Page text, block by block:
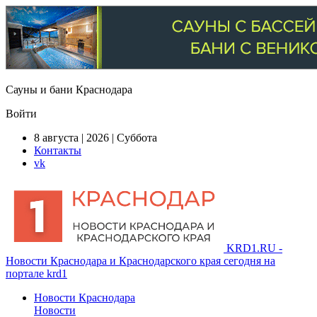
Сауны и бани Краснодара
Войти
8 августа | 2026 | Суббота
Контакты
vk
KRD1.RU -
Новости Краснодара и Краснодарского края сегодня на
портале krd1
Новости Краснодара
Новости